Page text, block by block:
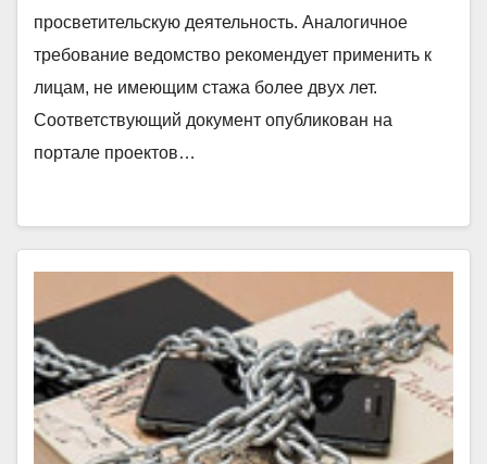
просветительскую деятельность. Аналогичное
требование ведомство рекомендует применить к
лицам, не имеющим стажа более двух лет.
Соответствующий документ опубликован на
портале проектов…